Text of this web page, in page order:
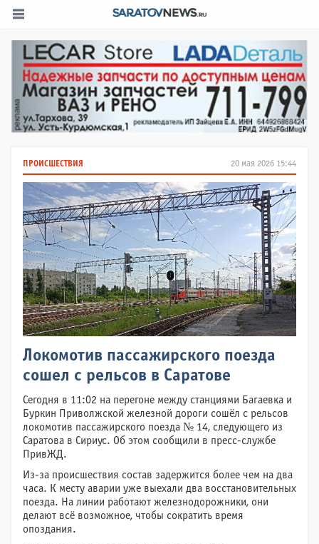
20 мая 2026 15:44
ПРОИСШЕСТВИЯ
Локомотив пассажирского поезда
сошел с рельсов в Саратове
Сегодня в 11:02 на перегоне между станциями Багаевка и
Буркин Приволжской железной дороги сошёл с рельсов
локомотив пассажирского поезда № 14, следующего из
Саратова в Сириус. Об этом сообщили в пресс-службе
ПривЖД.
Из-за происшествия состав задержится более чем на два
часа. К месту аварии уже выехали два восстановительных
поезда. На линии работают железнодорожники, они
делают всё возможное, чтобы сократить время
опоздания.